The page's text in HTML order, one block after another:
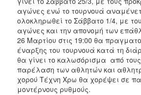
αγώνες ενώ το τουρνουά
ολοκληρωθεί το Σάββατο 1/4, με
αγώνες και την απονομή των
26 Μαρτίου στις 19:00 θα
έναρξης του τουρνουά κατά τη
θα γίνει το καλωσόρισμα από
παρέλαση των αθλητών και
χορού Τέχνη Χρω θα χορέψει σε
μοντέρνους ρυθμούς.